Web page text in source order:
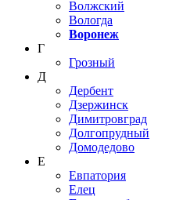
Волжский
Вологда
Воронеж
Г
Грозный
Д
Дербент
Дзержинск
Димитровград
Долгопрудный
Домодедово
Е
Евпатория
Елец